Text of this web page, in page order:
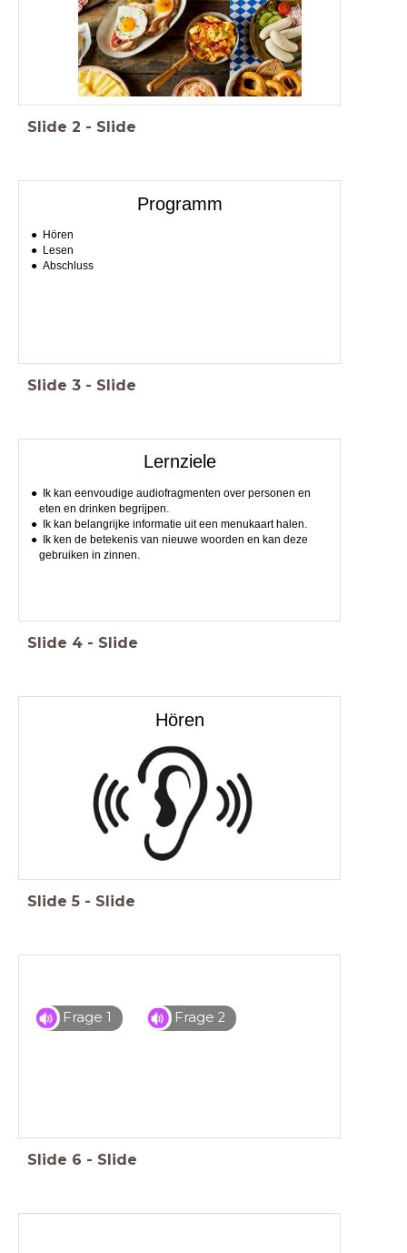
Slide 2 - Slide
Programm
Hören
Lesen
Abschluss
Slide 3 - Slide
Lernziele
Ik kan eenvoudige audiofragmenten over personen en
eten en drinken begrijpen.
Ik kan belangrijke informatie uit een menukaart halen.
Ik ken de betekenis van nieuwe woorden en kan deze
gebruiken in zinnen.
Slide 4 - Slide
Hören
Slide 5 - Slide
Frage 1 Frage 2
Slide 6 - Slide